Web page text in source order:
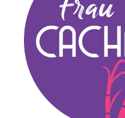
ARTIKEL
Blauer Frizzante
Principe
14.90
Copo Americano Serie
6.00Preisspanne: